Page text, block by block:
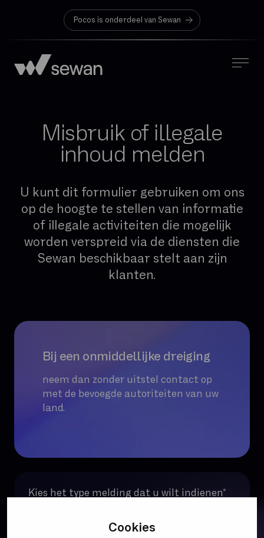
Cookies
Pocos is onderdeel van Sewan
Misbruik of illegale
inhoud melden
U kunt dit formulier gebruiken om ons
op de hoogte te stellen van informatie
of illegale activiteiten die mogelijk
worden verspreid via de diensten die
Sewan beschikbaar stelt aan zijn
klanten.
Bij een onmiddellijke dreiging
neem dan zonder uitstel contact op
met de bevoegde autoriteiten van uw
land.
Kies het type melding dat u wilt indienen*